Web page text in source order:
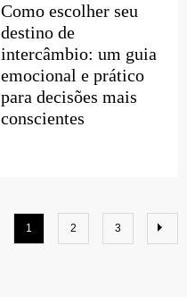
Como escolher seu
destino de
intercâmbio: um guia
emocional e prático
para decisões mais
conscientes
1 2 3